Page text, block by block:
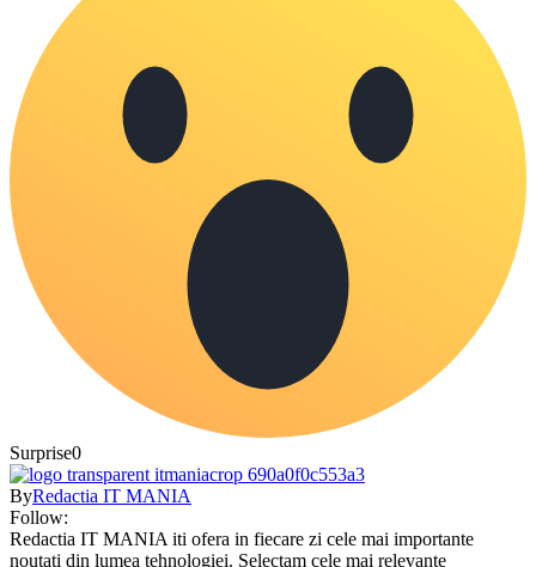
Surprise0
ByRedactia IT MANIA
Follow:
Redactia IT MANIA iti ofera in fiecare zi cele mai importante
noutati din lumea tehnologiei. Selectam cele mai relevante